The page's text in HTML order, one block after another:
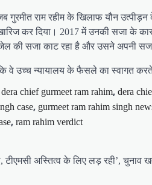
जब गुरमीत राम रहीम के खिलाफ यौन
कर दिया। 2017 में उनकी सजा के
की सजा काट रहा है और उसने अपनी सजा
वे उच्च न्यायालय के फैसले का स्वागत करते
dera chief gurmeet ram rahim, dera
case, gurmeet ram rahim singh
, ram rahim verdict
टीएमसी अस्तित्व के लिए लड़ रही’, चुनाव